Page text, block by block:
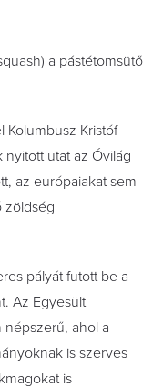
a pástétomsütő
Kolumbusz Kristóf
utat az Óvilág
az európaiakat sem
zöldség
pályát futott be a
Az Egyesült
népszerű, ahol a
is szerves
is